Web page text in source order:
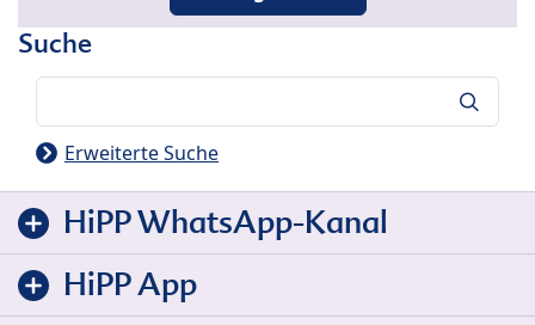
Suche
Erweiterte Suche
HiPP WhatsApp-Kanal
HiPP App